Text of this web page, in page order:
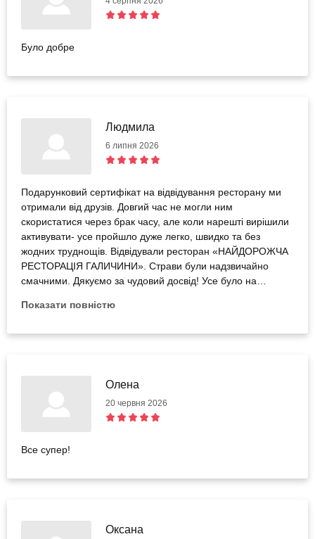
Було добре
Людмила
6 липня 2026
Подарунковий сертифікат на відвідування ресторану ми
отримали від друзів. Довгий час не могли ним
скористатися через брак часу, але коли нарешті вирішили
активувати- усе пройшло дуже легко, швидко та без
жодних труднощів. Відвідували ресторан «НАЙДОРОЖЧА
РЕСТОРАЦІЯ ГАЛИЧИНИ». Страви були надзвичайно
смачними. Дякуємо за чудовий досвід! Усе було на
ресторан, так і сертифікати на його відвідування — це
Показати повністю
Олена
20 червня 2026
Все супер!
Оксана